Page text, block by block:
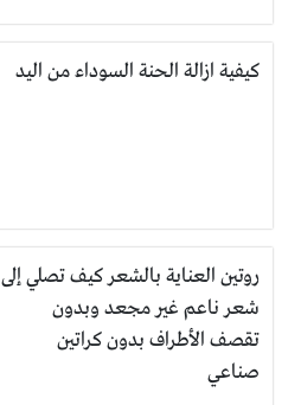
كيفية ازالة الحنة السوداء من اليد
روتين العناية بالشعر كيف تصلي إلى
شعر ناعم غير مجعد وبدون
تقصف الأطراف بدون كراتين
صناعي